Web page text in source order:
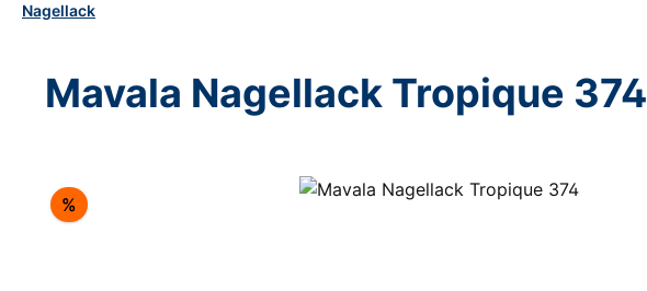
Nagellack
Mavala Nagellack Tropique 374
Bildergalerie überspringen
% Rabatt